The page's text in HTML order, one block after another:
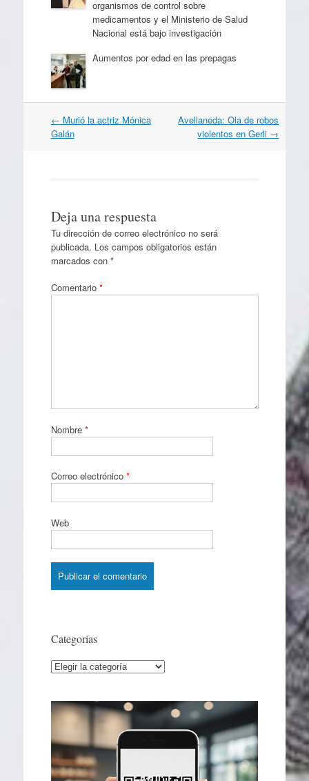
organismos de control sobre
medicamentos y el Ministerio de Salud
Nacional está bajo investigación
Aumentos por edad en las prepagas
Navegación
por
← Murió la actriz Mónica
Galán
Avellaneda: Ola de robos
violentos en Gerli →
Deja una respuesta
Tu dirección de correo electrónico no será
publicada. Los campos obligatorios están
marcados con *
Comentario *
Nombre *
Correo electrónico *
Web
Categorías
Categorías